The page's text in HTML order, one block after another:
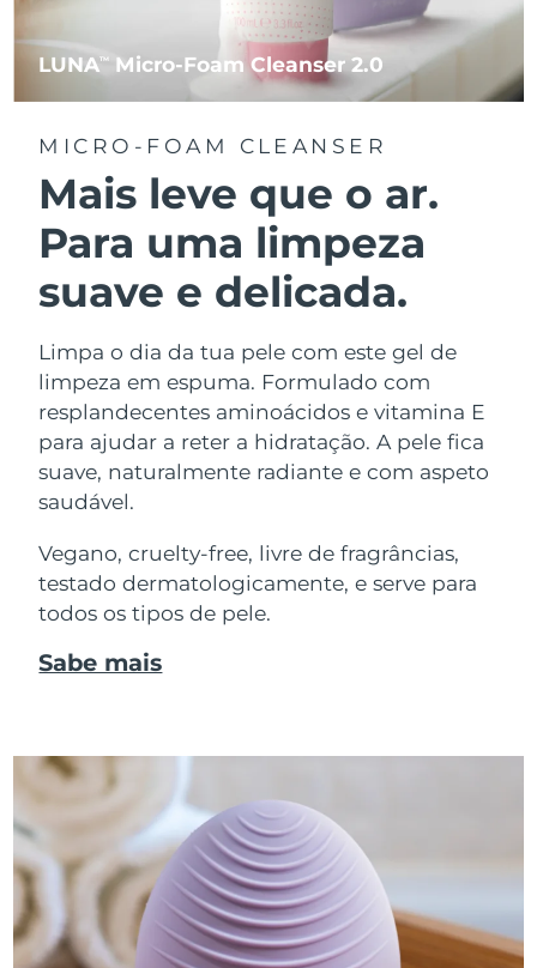
LUNATM Micro-Foam Cleanser 2.0
MICRO-FOAM CLEANSER
Mais leve que o ar.
Para uma limpeza
suave e delicada.
Limpa o dia da tua pele com este gel de
limpeza em espuma. Formulado com
resplandecentes aminoácidos e vitamina E
para ajudar a reter a hidratação. A pele fica
suave, naturalmente radiante e com aspeto
saudável.
Vegano, cruelty-free, livre de fragrâncias,
testado dermatologicamente, e serve para
todos os tipos de pele.
Sabe mais